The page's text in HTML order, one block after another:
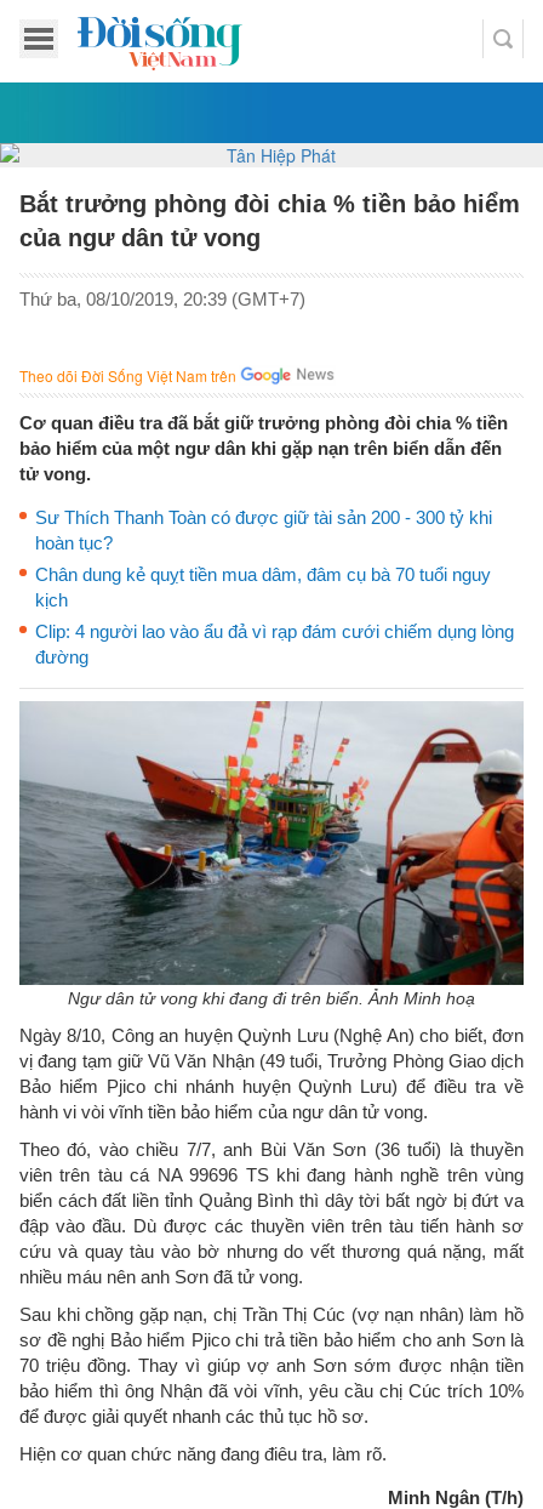
Bắt trưởng phòng đòi chia % tiền bảo hiểm
của ngư dân tử vong
Thứ ba, 08/10/2019, 20:39 (GMT+7)
Theo dõi Đời Sống Việt Nam trên
Cơ quan điều tra đã bắt giữ trưởng phòng đòi chia % tiền
bảo hiểm của một ngư dân khi gặp nạn trên biển dẫn đến
tử vong.
Sư Thích Thanh Toàn có được giữ tài sản 200 - 300 tỷ khi
hoàn tục?
Chân dung kẻ quỵt tiền mua dâm, đâm cụ bà 70 tuổi nguy
kịch
Clip: 4 người lao vào ẩu đả vì rạp đám cưới chiếm dụng lòng
đường
Ngư dân tử vong khi đang đi trên biển. Ảnh Minh hoạ
Ngày 8/10, Công an huyện Quỳnh Lưu (Nghệ An) cho biết, đơn
vị đang tạm giữ Vũ Văn Nhận (49 tuổi, Trưởng Phòng Giao dịch
Bảo hiểm Pjico chi nhánh huyện Quỳnh Lưu) để điều tra về
hành vi vòi vĩnh tiền bảo hiểm của ngư dân tử vong.
Theo đó, vào chiều 7/7, anh Bùi Văn Sơn (36 tuổi) là thuyền
viên trên tàu cá NA 99696 TS khi đang hành nghề trên vùng
biển cách đất liền tỉnh Quảng Bình thì dây tời bất ngờ bị đứt va
đập vào đầu. Dù được các thuyền viên trên tàu tiến hành sơ
cứu và quay tàu vào bờ nhưng do vết thương quá nặng, mất
nhiều máu nên anh Sơn đã tử vong.
Sau khi chồng gặp nạn, chị Trần Thị Cúc (vợ nạn nhân) làm hồ
sơ đề nghị Bảo hiểm Pjico chi trả tiền bảo hiểm cho anh Sơn là
70 triệu đồng. Thay vì giúp vợ anh Sơn sớm được nhận tiền
bảo hiểm thì ông Nhận đã vòi vĩnh, yêu cầu chị Cúc trích 10%
để được giải quyết nhanh các thủ tục hồ sơ.
Hiện cơ quan chức năng đang điêu tra, làm rõ.
Minh Ngân (T/h)